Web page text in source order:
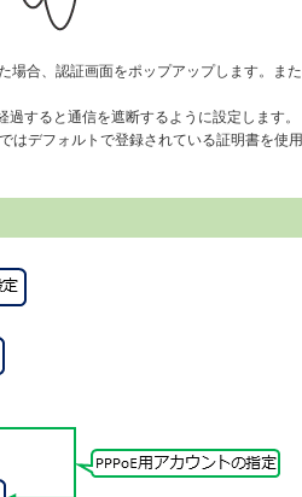
場合、認証画面をポップアップします。また
すると通信を遮断するように設定します。
はデフォルトで登録されている証明書を使用